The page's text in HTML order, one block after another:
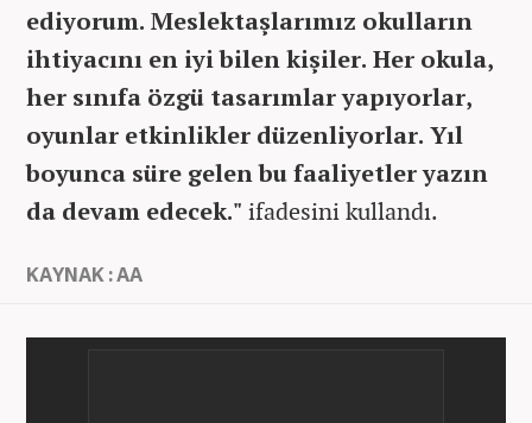
ediyorum. Meslektaşlarımız okulların
ihtiyacını en iyi bilen kişiler. Her okula,
her sınıfa özgü tasarımlar yapıyorlar,
oyunlar etkinlikler düzenliyorlar. Yıl
boyunca süre gelen bu faaliyetler yazın
da devam edecek." ifadesini kullandı.
KAYNAK : AA